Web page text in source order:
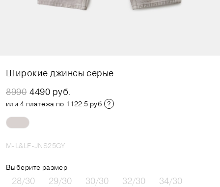
Широкие джинсы серые
8990 4490 руб.
или 4 платежа по 1122.5 руб.
M-L&LF-JNS25GY
Выберите размер
28/30 29/30 30/30 32/30
34/30